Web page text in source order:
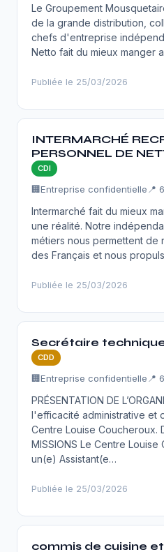
Le Groupement
de la grande distribution,
chefs d'entreprise
Netto fait du mieux manger
Publiée le 25/03/2026
INTERMARCHÉ
PERSONNEL DE
CDI
🏢Entreprise confidentielle 📍
Intermarché fait du mieux
une réalité. Notre
métiers nous permettent de
des Français et nous
Publiée le 25/03/2026
Secrétaire
CDD
🏢Entreprise confidentielle 📍
PRÉSENTATION DE
l'efficacité administrative et
Centre Louise Coucheroux.
MISSIONS Le Centre
un(e) Assistant(e…
Publiée le 25/03/2026
commis de cuisine